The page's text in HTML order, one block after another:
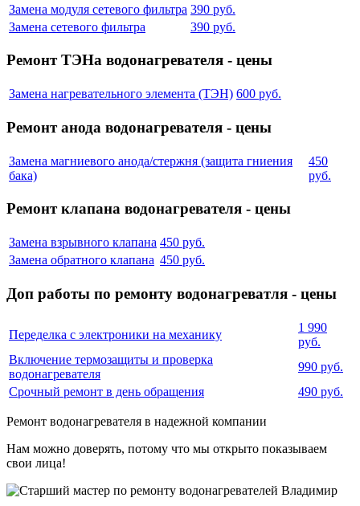
Замена модуля сетевого фильтра 390 руб.
Замена сетевого фильтра
390 руб.
Ремонт ТЭНа водонагревателя - цены
Замена нагревательного элемента (ТЭН) 600 руб.
Ремонт анода водонагревателя - цены
Замена магниевого анода/стержня (защита гниения
бака)
450
руб.
Ремонт клапана водонагревателя - цены
Замена взрывного клапана 450 руб.
Замена обратного клапана 450 руб.
Доп работы по ремонту водонагреватля - цены
Переделка с электроники на механику
1 990
руб.
Включение термозащиты и проверка
водонагревателя
990 руб.
Срочный ремонт в день обращения
490 руб.
Ремонт водонагревателя в надежной компании
Нам можно доверять, потому что мы открыто показываем
свои лица!